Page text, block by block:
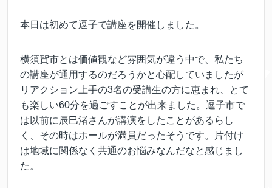
本日は初めて逗子で講座を開催しました。
横須賀市とは価値観など雰囲気が違う中で、私たち
の講座が通用するのだろうかと心配していましたが
リアクション上手の3名の受講生の方に恵まれ、とて
も楽しい60分を過ごすことが出来ました。 逗子市で
は以前に辰巳渚さんが講演をしたことがあるらし
く、その時はホールが満員だったそうです。片付け
は地域に関係なく共通のお悩みなんだなと感じまし
た。